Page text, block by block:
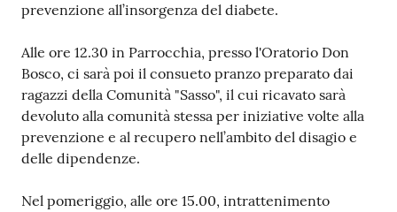
prevenzione all’insorgenza del diabete.
Alle ore 12.30 in Parrocchia, presso l'Oratorio Don
Bosco, ci sarà poi il consueto pranzo preparato dai
ragazzi della Comunità "Sasso", il cui ricavato sarà
devoluto alla comunità stessa per iniziative volte alla
prevenzione e al recupero nell’ambito del disagio e
delle dipendenze.
Nel pomeriggio, alle ore 15.00, intrattenimento